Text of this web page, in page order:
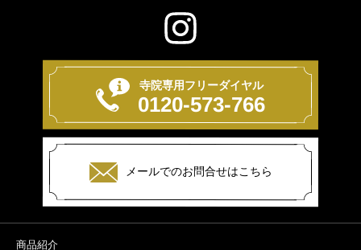
寺院専用フリーダイヤル
0120-573-766
メールでのお問合せはこちら
商品紹介